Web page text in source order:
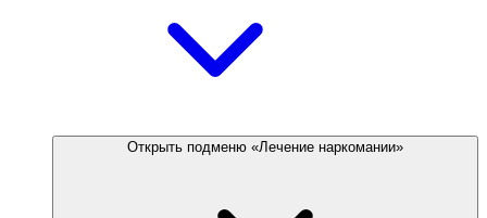
Открыть подменю «Лечение наркомании»